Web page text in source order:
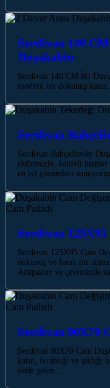
Serdivan 140
Duşakabin
Serdivan 140 CM İki
modern bir dokunuş katın,
Serdivan
Serdivan Bahçelievler
ekibimizle, kaliteli hizmet
en iyi çözümleri
Serdivan
Serdivan 125X95 Cam
dokunuş ve ferah bir
Adapazarı ve çevresinde
Serdivan 90X70
Serdivan 90X70 Cam
katın, ferahlığı ve şıklığı
önde gelen…